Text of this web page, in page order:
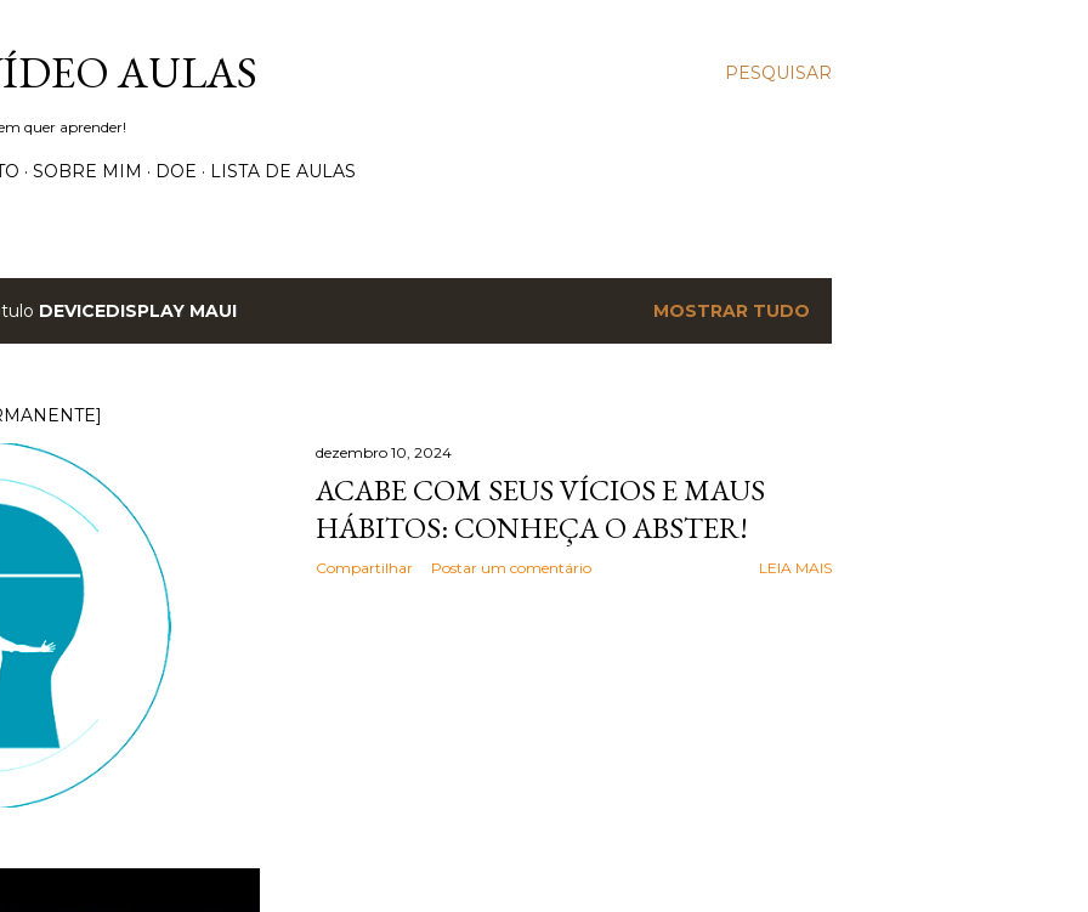
PESQUISAR
AULAS
quer aprender!
SOBRE MIM DOE LISTA DE AULAS
DEVICEDISPLAY MAUI MOSTRAR TUDO
dezembro 10, 2024
ACABE COM SEUS VÍCIOS E MAUS
HÁBITOS: CONHEÇA O ABSTER!
Compartilhar Postar um comentário LEIA MAIS